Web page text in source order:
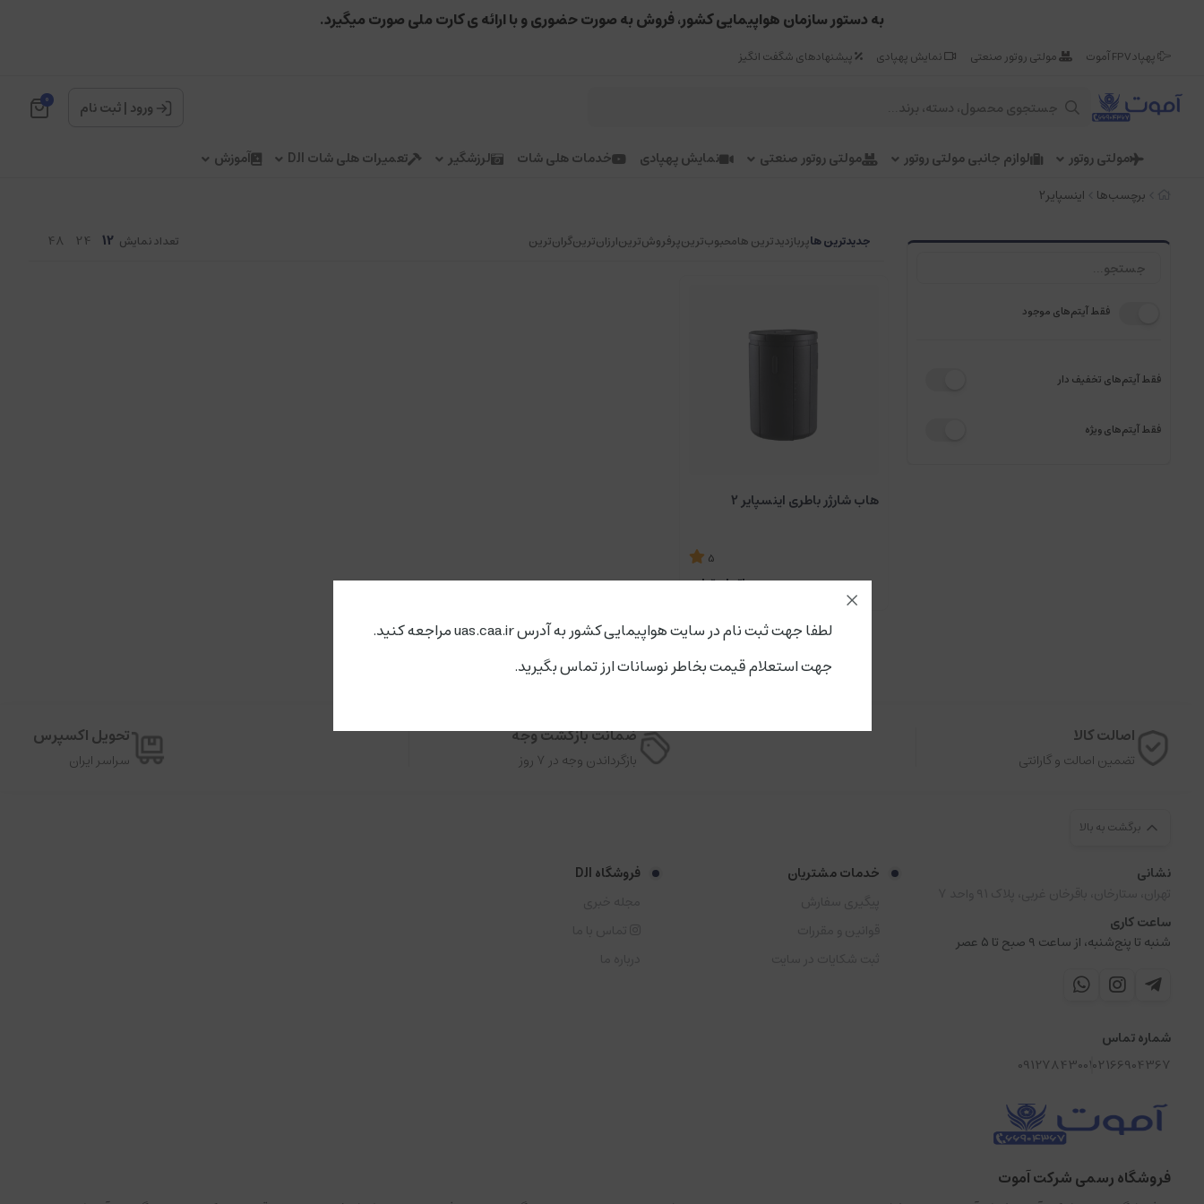
به دستور سازمان هواپیمایی کشور، فروش به صورت حضوری و با ارائه ی کارت ملی صورت میگیرد.
پهپاد FPV آموت مولتی روتور صنعتی نمایش پهپادی پیشنهادهای شگفت انگیز
ورود |ثبت نام 0
مولتی روتور لوازم جانبی مولتی روتور مولتی روتور صنعتی نمایش پهپادی خدمات هلی شات لرزشگیر تعمیرات هلی شات DJI آموزش
برچسب‌ها اینسپایر2
فقط آیتم‌های موجود
فقط آیتم‌های تخفیف دار
فقط آیتم‌های ویژه
جدیدترین هاپربازدیدترین هامحبوب‌‌ترینپرفروش‌ترینارزان‌ترینگران‌ترین تعداد نمایش 12
24
48
هاب شارژر باطری اینسپایر 2
5
اتمام تولید
اصالت کالا
تضمین اصالت و گارانتی
ضمانت بازگشت وجه
بازگرداندن وجه در ۷ روز
تحویل اکسپرس
سراسر ایران
برگشت به بالا
نشانی
ساعت کاری
شنبه تا پنج‌شنبه، از ساعت ۹ صبح تا ۵ عصر
شماره تماس
02166904367
09127843001
خدمات مشتریان
فروشگاه DJI
فروشگاه رسمی شرکت آموت
لطفا جهت ثبت نام در سایت هواپیمایی کشور به آدرس uas.caa.ir مراجعه کنید.
جهت استعلام قیمت بخاطر نوسانات ارز تماس بگیرید.